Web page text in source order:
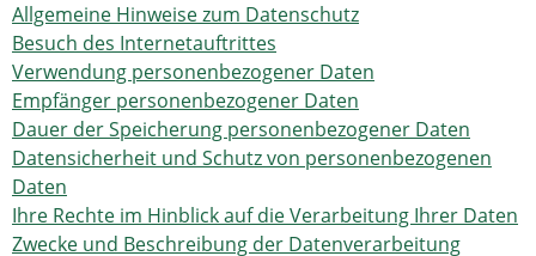
Allgemeine Hinweise zum Datenschutz
Besuch des Internetauftrittes
Verwendung personenbezogener Daten
Empfänger personenbezogener Daten
Dauer der Speicherung personenbezogener Daten
Datensicherheit und Schutz von personenbezogenen
Daten
Ihre Rechte im Hinblick auf die Verarbeitung Ihrer Daten
Zwecke und Beschreibung der Datenverarbeitung